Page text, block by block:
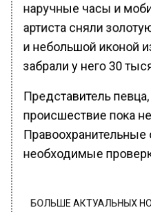
наручные часы и
артиста сняли
и небольшой иконой
забрали у него 30
Представитель
происшествие пока
Правоохранительные
необходимые
БОЛЬШЕ АКТУАЛЬНЫХ